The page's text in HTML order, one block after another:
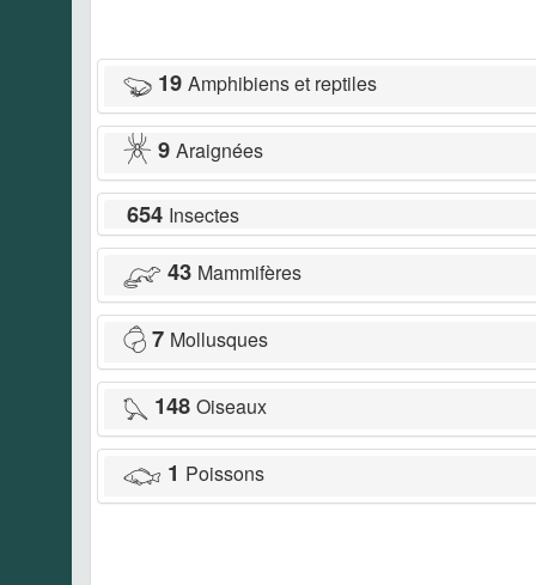
19 Amphibiens et reptiles
9 Araignées
654 Insectes
43 Mammifères
7 Mollusques
148 Oiseaux
1 Poissons